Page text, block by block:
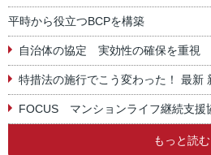
平時から役立つBCPを構築
自治体の協定 実効性の確保を重視
特措法の施行でこう変わった！ 最新
FOCUS マンションライフ継続支援
もっと読む